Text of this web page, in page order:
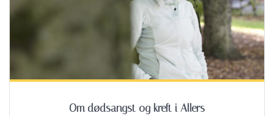
Om dødsangst og kreft i Allers